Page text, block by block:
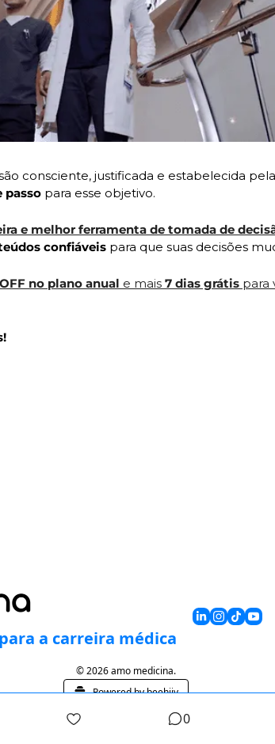
consciente, justificada e estabelecida
passo para esse objetivo.
e melhor ferramenta de tomada de
confiáveis para que suas decisões
no plano anual e mais 7 dias grátis para
a carreira médica
© 2026 amo medicina.
Powered by beehiiv
0